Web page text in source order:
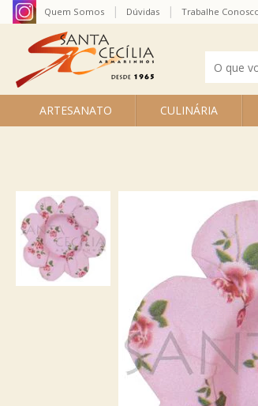
ARTESANATO CULINÁRIA
Quem Somos Dúvidas Trabalhe